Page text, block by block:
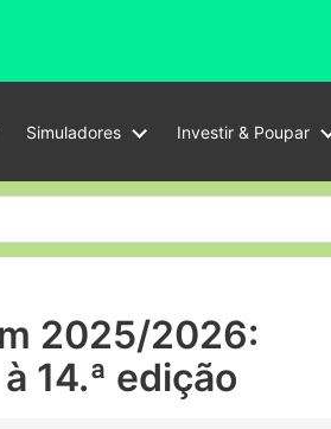
Simuladores Investir & Poupar
2025/2026:
14.ª edição